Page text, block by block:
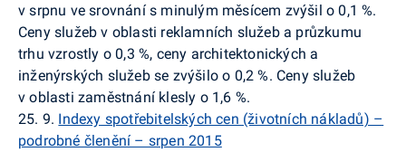
v srpnu ve srovnání s minulým měsícem zvýšil o 0,1 %.
Ceny služeb v oblasti reklamních služeb a průzkumu
trhu vzrostly o 0,3 %, ceny architektonických a
inženýrských služeb se zvýšilo o 0,2 %. Ceny služeb
v oblasti zaměstnání klesly o 1,6 %.
25. 9. Indexy spotřebitelských cen (životních nákladů) –
podrobné členění – srpen 2015